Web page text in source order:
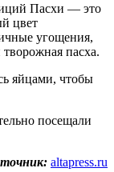
Пасхи — это
цвет
угощения,
пасха.
яйцами, чтобы
посещали
altapress.ru